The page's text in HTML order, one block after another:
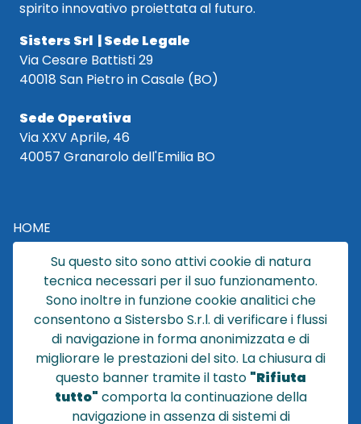
spirito innovativo proiettata al futuro.
Sisters Srl | Sede Legale
Via Cesare Battisti 29
40018 San Pietro in Casale (BO)
Sede Operativa
Via XXV Aprile, 46
40057 Granarolo dell'Emilia BO
HOME
CATALOGO
CHI SIAMO
NEWS
CONTATTACI
CONDIZIONI DI VENDITA
POLICY PRIVACY
NOTE LEGALI
Su questo sito sono attivi cookie di natura
tecnica necessari per il suo funzionamento.
Sono inoltre in funzione cookie analitici che
consentono a Sistersbo S.r.l. di verificare i flussi
di navigazione in forma anonimizzata e di
migliorare le prestazioni del sito. La chiusura di
questo banner tramite il tasto "Rifiuta
tutto" comporta la continuazione della
navigazione in assenza di sistemi di